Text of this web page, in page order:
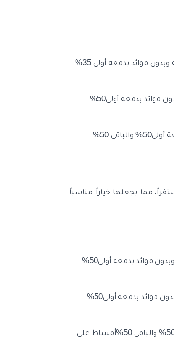
مشروع موستار كونسبت Mostar konseptحيث يوفر خطة اقساط مريحة وبدون فوائد بدفعة أولى 35%
مشروع تيما باشاك شهيرTema Basaksehir حيث يوفر خطة اقساط وبدون فوائد بدفعة أولى50%
مشروع بانو ايفلري Banu Evleriحيث يوفر خطة اقساط وبدون فوائد بدفعة أولى50% والباقي 50%
مما يجعلها خياراً مناسباً
مشروع ريفرنس Reference Beylikduzu حيث يوفر خطة اقساط مريحة وبدون فوائد بدفعة أولى50%
مشروع دينيز اسطنبول Deniz Istanbul حيث يوفر خطة اقساط مريحة وبدون فوائد بدفعة أولى50%
مشروع فيرا Vera حيث يوفر خطة اقساط مريحة وبدون فوائد بدفعة أولى50% والباقي 50%أقساط على